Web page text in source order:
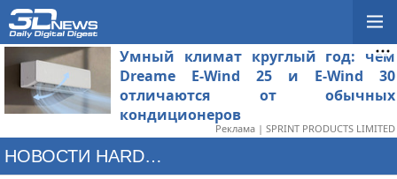
Умный климат круглый год: чем
Dreame E-Wind 25 и E-Wind 30
отличаются от обычных
кондиционеров
Реклама | SPRINT PRODUCTS LIMITED
НОВОСТИ HARDWARE